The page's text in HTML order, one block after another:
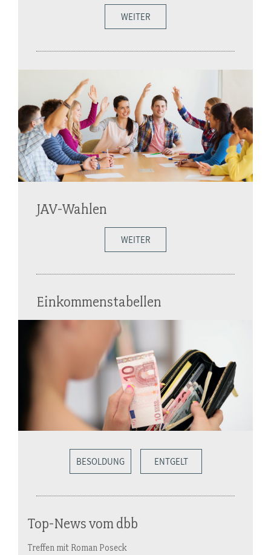
WEITER
JAV-Wahlen
WEITER
Einkommenstabellen
BESOLDUNG ENTGELT
Top-News vom dbb
Treffen mit Roman Poseck